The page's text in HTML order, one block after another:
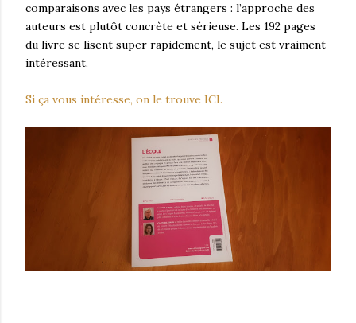
comparaisons avec les pays étrangers : l’approche des
auteurs est plutôt concrète et sérieuse. Les 192 pages
du livre se lisent super rapidement, le sujet est vraiment
intéressant.
Si ça vous intéresse, on le trouve ICI.